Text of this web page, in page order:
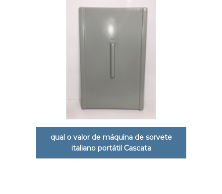
qual o valor de máquina de sorvete
italiano portátil Cascata